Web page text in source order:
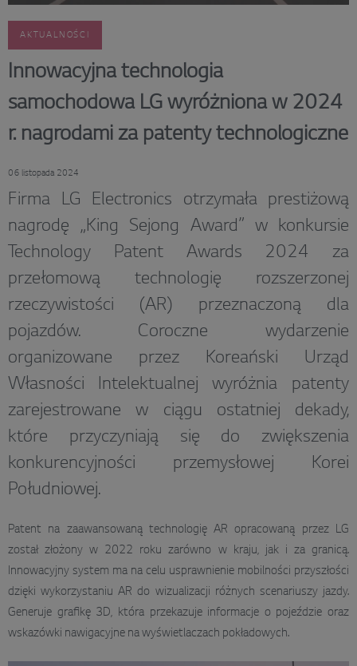
AKTUALNOŚCI
Innowacyjna technologia
samochodowa LG wyróżniona w 2024
r. nagrodami za patenty technologiczne
06 listopada 2024
Firma LG Electronics otrzymała prestiżową
nagrodę „King Sejong Award” w konkursie
Technology Patent Awards 2024 za
przełomową technologię rozszerzonej
rzeczywistości (AR) przeznaczoną dla
pojazdów. Coroczne wydarzenie
organizowane przez Koreański Urząd
Własności Intelektualnej wyróżnia patenty
zarejestrowane w ciągu ostatniej dekady,
które przyczyniają się do zwiększenia
konkurencyjności przemysłowej Korei
Południowej.
Patent na zaawansowaną technologię AR opracowaną przez LG
został złożony w 2022 roku zarówno w kraju, jak i za granicą.
Innowacyjny system ma na celu usprawnienie mobilności przyszłości
dzięki wykorzystaniu AR do wizualizacji różnych scenariuszy jazdy.
Generuje grafikę 3D, która przekazuje informacje o pojeździe oraz
wskazówki nawigacyjne na wyświetlaczach pokładowych.